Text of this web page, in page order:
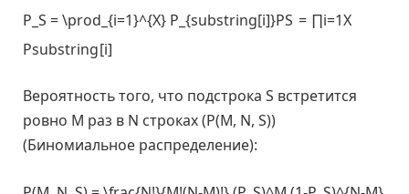
P_S = \prod_{i=1}^{X} P_{substring[i]}PS = ∏i=1X
Psubstring[i]
Вероятность того, что подстрока S встретится
ровно M раз в N строках (P(M, N, S))
(Биномиальное распределение):